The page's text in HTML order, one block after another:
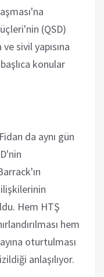
(QSD)
sivil yapısına
konular
da aynı gün
Hem HTŞ
hem
oturtulması
anlaşılıyor.